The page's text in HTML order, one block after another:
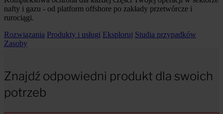
nafty i gazu - od platform offshore po zakłady przetwórcze i
rurociągi.
Rozwiązania Produkty i usługi Eksploruj Studia przypadków
Zasoby
Znajdź odpowiedni produkt dla swoich
potrzeb